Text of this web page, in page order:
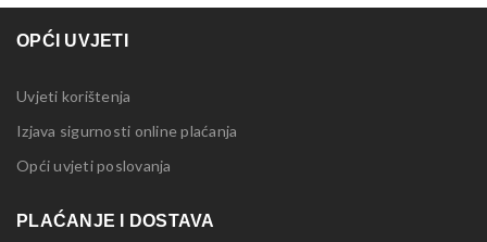
OPĆI UVJETI
Uvjeti korištenja
Izjava sigurnosti online plaćanja
Opći uvjeti poslovanja
PLAĆANJE I DOSTAVA